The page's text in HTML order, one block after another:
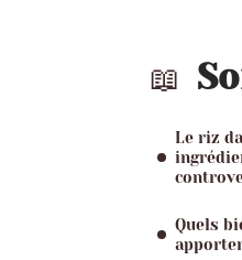
Le riz
Quels